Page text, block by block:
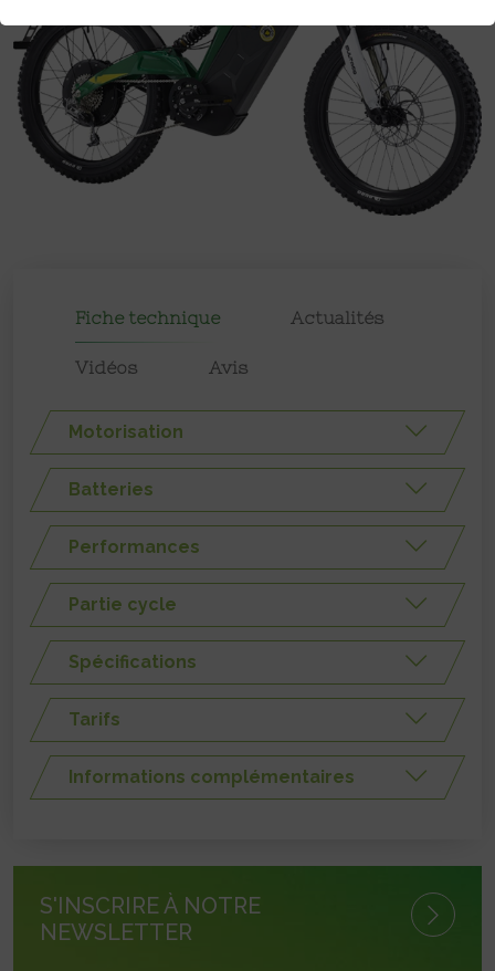
Fiche technique Actualités
Vidéos Avis
Motorisation
Batteries
Performances
Partie cycle
Spécifications
Tarifs
Informations complémentaires
S'INSCRIRE À NOTRE
NEWSLETTER